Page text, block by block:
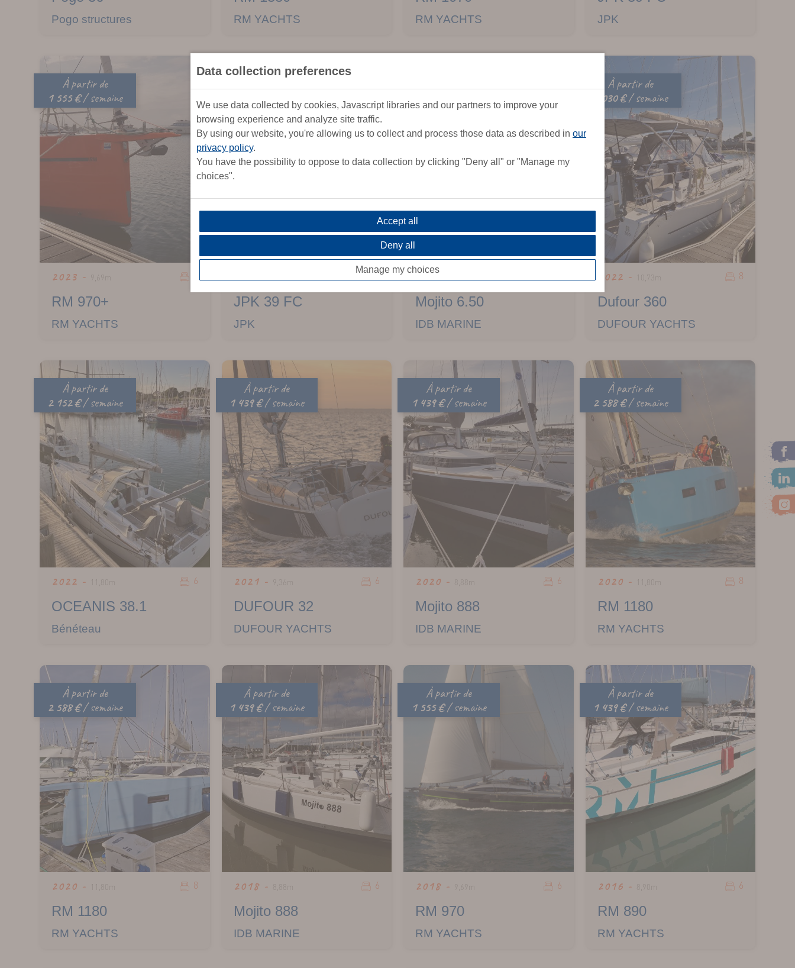
Pogo structures RM YACHTS RM YACHTS JPK
À partir de
1 555 €/ semaine
2023 - 9,69m
RM 970+
RM YACHTS
2 588 € / semaine
8
2023 -
JPK 39 FC
JPK
1 241 €
2022 -
Mojito 6.50
IDB MARINE
À partir de
2 030 €/ semaine
8
2022 - 10,73m
Dufour 360
DUFOUR YACHTS
À partir de
2 152 €/ semaine
6
2022 - 11,80m
OCEANIS 38.1
Bénéteau
À partir de
1 439 €/ semaine
6
2021 - 9,36m
DUFOUR 32
DUFOUR YACHTS
À partir de
1 439 €/ semaine
6
2020 - 8,88m
Mojito 888
IDB MARINE
À partir de
2 588 €/ semaine
8
2020 - 11,80m
RM 1180
RM YACHTS
À partir de
2 588 €/ semaine
8
2020 - 11,80m
RM 1180
RM YACHTS
À partir de
1 439 €/ semaine
6
2018 - 8,88m
Mojito 888
IDB MARINE
À partir de
1 555 €/ semaine
6
2018 - 9,69m
RM 970
RM YACHTS
À partir de
1 439 €/ semaine
6
2016 - 8,90m
RM 890
RM YACHTS
Data collection preferences
We use data collected by cookies, Javascript libraries and our partners to improve your
browsing experience and analyze site traffic.
By using our website, you're allowing us to collect and process those data as described in our
privacy policy.
You have the possibility to oppose to data collection by clicking "Deny all" or "Manage my
choices".
Accept all
Deny all
Manage my choices